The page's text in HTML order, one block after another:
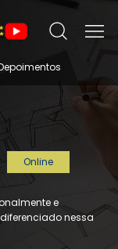
Online
e
nessa